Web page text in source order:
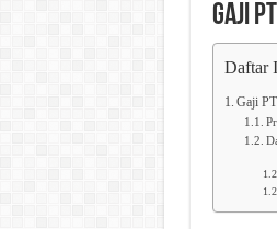
Gaji
Daftar
Gaji